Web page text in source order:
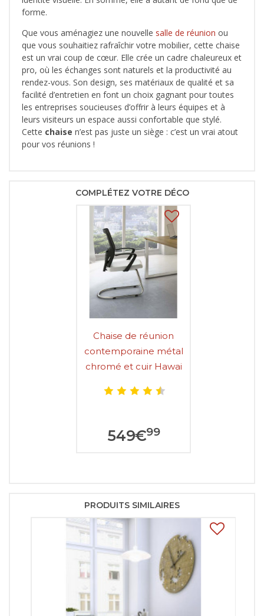
forme.
Que vous aménagiez une nouvelle salle de réunion ou
que vous souhaitiez rafraîchir votre mobilier, cette chaise
est un vrai coup de cœur. Elle crée un cadre chaleureux et
pro, où les échanges sont naturels et la productivité au
rendez-vous. Son design, ses matériaux de qualité et sa
facilité d’entretien en font un choix gagnant pour toutes
les entreprises soucieuses d’offrir à leurs équipes et à
leurs visiteurs un espace aussi confortable que stylé.
Cette chaise n’est pas juste un siège : c’est un vrai atout
pour vos réunions !
COMPLÉTEZ VOTRE DÉCO
Chaise de réunion
contemporaine métal
chromé et cuir Hawai
549€99
PRODUITS SIMILAIRES